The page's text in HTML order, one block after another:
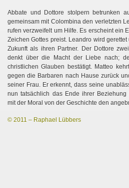
Abbate und Dottore stolpern betrunken
gemeinsam mit Colombina den verletzten
rufen verzweifelt um Hilfe. Es erscheint ein
Zeichen Gottes preist. Leandro wird
Zukunft als ihren Partner. Der Dottore
denkt über die Macht der Liebe nach;
christlichen Glauben bestätigt. Matteo
gegen die Barbaren nach Hause zurück
seiner Frau. Er erkennt, dass seine
nun tatsächlich das Ende ihrer Beziehung
mit der Moral von der Geschichte den
© 2011 – Raphael Lübbers